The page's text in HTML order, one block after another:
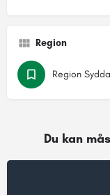
Region
Region
Du kan